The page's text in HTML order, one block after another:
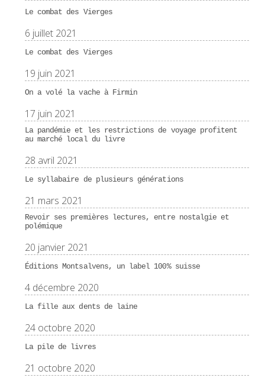
Le combat des Vierges
6 juillet 2021
Le combat des Vierges
19 juin 2021
On a volé la vache à Firmin
17 juin 2021
La pandémie et les restrictions de voyage profitent
au marché local du livre
28 avril 2021
Le syllabaire de plusieurs générations
21 mars 2021
Revoir ses premières lectures, entre nostalgie et
polémique
20 janvier 2021
Éditions Montsalvens, un label 100% suisse
4 décembre 2020
La fille aux dents de laine
24 octobre 2020
La pile de livres
21 octobre 2020